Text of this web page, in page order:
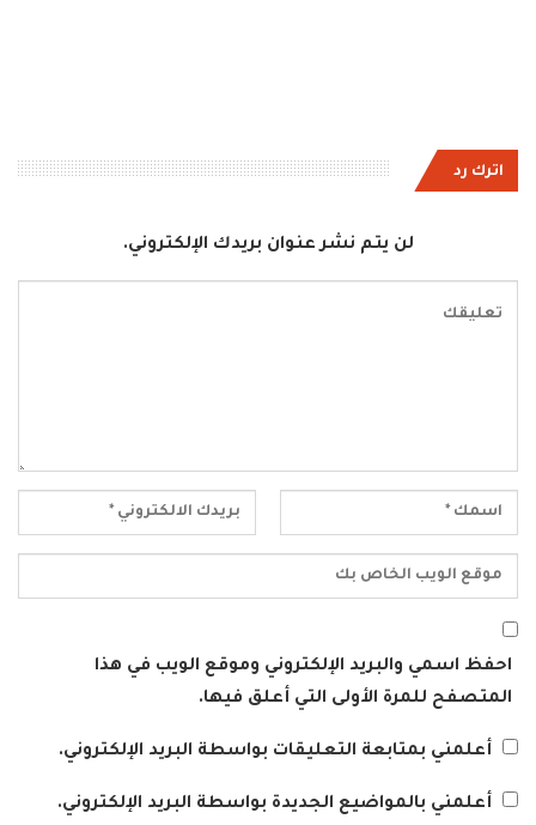
اترك رد
لن يتم نشر عنوان بريدك الإلكتروني.
احفظ اسمي والبريد الإلكتروني وموقع الويب في هذا
المتصفح للمرة الأولى التي أعلق فيها.
أعلمني بمتابعة التعليقات بواسطة البريد الإلكتروني.
أعلمني بالمواضيع الجديدة بواسطة البريد الإلكتروني.